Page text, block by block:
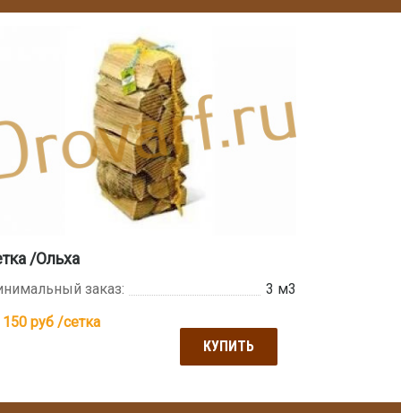
/Ольха
заказ:
3 м3
руб /сетка
КУПИТЬ